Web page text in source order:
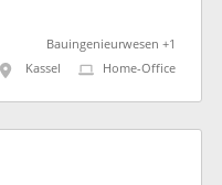
Bauingenieurwesen +1
Kassel
Home-Office